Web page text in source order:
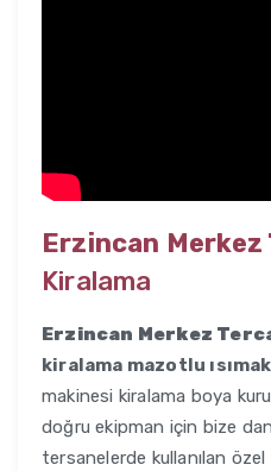
Erzincan Merkez
Kiralama
Erzincan Merkez
kiralama mazotlu
makinesi kiralama boya
doğru ekipman için bize
tersanelerde kullanılan özel